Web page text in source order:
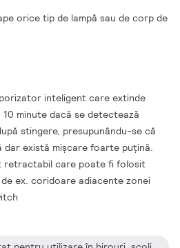
orice tip de lampă sau de corp de
inteligent care extinde
minute dacă se detectează
stingere, presupunându-se că
dar există mişcare foarte puţină.
retractabil care poate fi folosit
ex. coridoare adiacente zonei